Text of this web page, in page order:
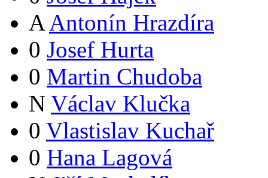
A Antonín Hrazdíra
0 Josef Hurta
0 Martin Chudoba
N Václav Klučka
0 Vlastislav Kuchař
0 Hana Lagová